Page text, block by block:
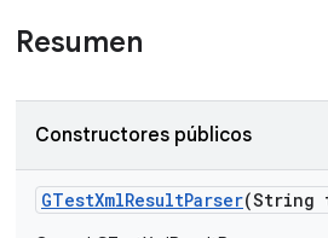
Resumen
Constructores públicos
GTestXmlResultParser(String